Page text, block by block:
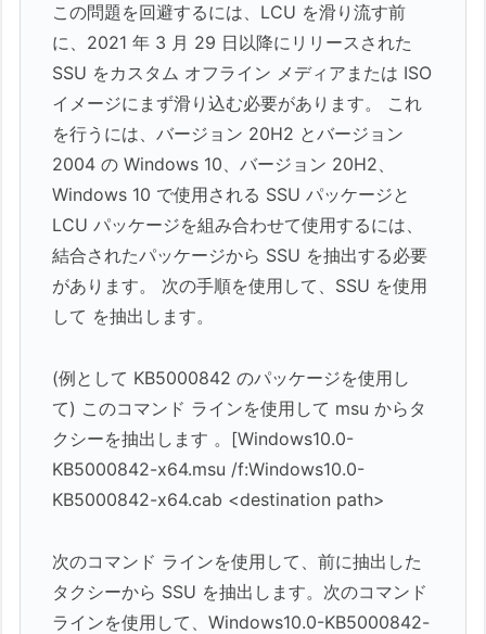
この問題を回避するには、LCU を滑り流す前
に、2021 年 3 月 29 日以降にリリースされた
SSU をカスタム オフライン メディアまたは ISO
イメージにまず滑り込む必要があります。 これ
を行うには、バージョン 20H2 とバージョン
2004 の Windows 10、バージョン 20H2、
Windows 10 で使用される SSU パッケージと
LCU パッケージを組み合わせて使用するには、
結合されたパッケージから SSU を抽出する必要
があります。 次の手順を使用して、SSU を使用
して を抽出します。
(例として KB5000842 のパッケージを使用し
て) このコマンド ラインを使用して msu からタ
クシーを抽出します 。[Windows10.0-
KB5000842-x64.msu /f:Windows10.0-
KB5000842-x64.cab <destination path>
次のコマンド ラインを使用して、前に抽出した
タクシーから SSU を抽出します。次のコマンド
ラインを使用して、Windows10.0-KB5000842-